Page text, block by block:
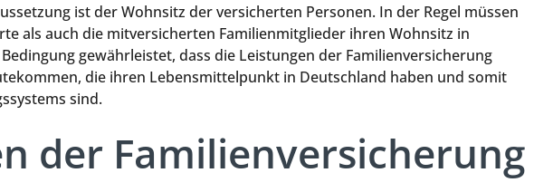
ist der Wohnsitz der versicherten Personen. In der Regel müssen
als auch die mitversicherten Familienmitglieder ihren Wohnsitz in
gewährleistet, dass die Leistungen der Familienversicherung
die ihren Lebensmittelpunkt in Deutschland haben und somit
sind.
der Familienversicherung